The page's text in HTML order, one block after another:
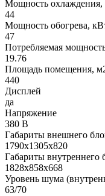
Мощность охлаждения,
44
Мощность обогрева,
47
Потребляемая
19.76
Площадь помещения,
440
Дисплей
да
Напряжение
380 В
Габариты внешнего
1790х1305х820
Габариты
1828х858х668
Уровень шума
63/70